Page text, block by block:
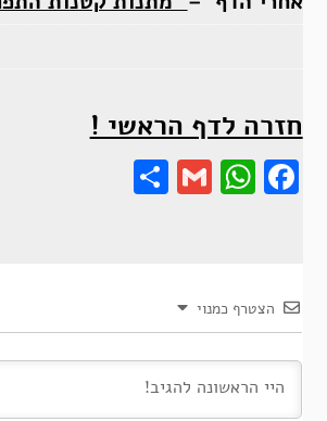
חזרה לדף הראשי !
Gmail
Share
הצטרף כמנוי